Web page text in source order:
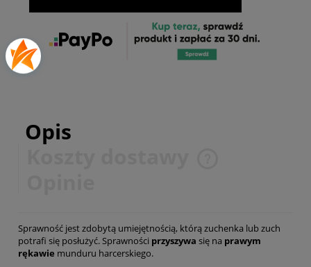
Opis
Sprawność jest zdobytą umiejętnością, którą zuchenka lub zuch
potrafi się posłużyć. Sprawności przyszywa się na prawym
rękawie munduru harcerskiego.